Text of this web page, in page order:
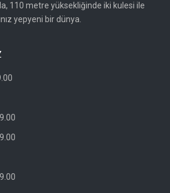
110 metre yüksekliğinde iki kulesi ile
yepyeni bir dünya.